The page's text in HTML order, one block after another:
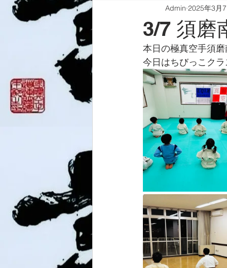
3/7 須磨
Admin 2025年3月
本日の極真空手須
今日はちびっこク